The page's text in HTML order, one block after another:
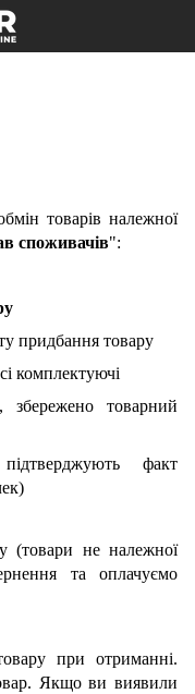
товарів належної
споживачів":
придбання товару
комплектуючі
товарний
факт
(товари не належної
та оплачуємо
при отриманні.
Якщо ви виявили